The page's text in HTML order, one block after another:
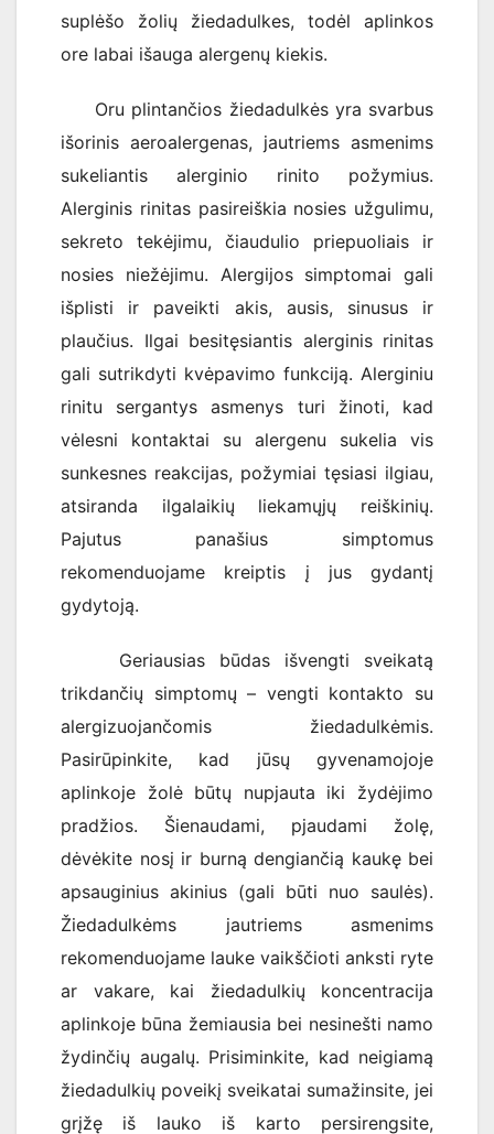
suplėšo žolių žiedadulkes, todėl aplinkos
ore labai išauga alergenų kiekis.
Oru plintančios žiedadulkės yra svarbus
išorinis aeroalergenas, jautriems asmenims
sukeliantis alerginio rinito požymius.
Alerginis rinitas pasireiškia nosies užgulimu,
sekreto tekėjimu, čiaudulio priepuoliais ir
nosies niežėjimu. Alergijos simptomai gali
išplisti ir paveikti akis, ausis, sinusus ir
plaučius. Ilgai besitęsiantis alerginis rinitas
gali sutrikdyti kvėpavimo funkciją. Alerginiu
rinitu sergantys asmenys turi žinoti, kad
vėlesni kontaktai su alergenu sukelia vis
sunkesnes reakcijas, požymiai tęsiasi ilgiau,
atsiranda ilgalaikių liekamųjų reiškinių.
Pajutus panašius simptomus
rekomenduojame kreiptis į jus gydantį
gydytoją.
Geriausias būdas išvengti sveikatą
trikdančių simptomų – vengti kontakto su
alergizuojančomis žiedadulkėmis.
Pasirūpinkite, kad jūsų gyvenamojoje
aplinkoje žolė būtų nupjauta iki žydėjimo
pradžios. Šienaudami, pjaudami žolę,
dėvėkite nosį ir burną dengiančią kaukę bei
apsauginius akinius (gali būti nuo saulės).
Žiedadulkėms jautriems asmenims
rekomenduojame lauke vaikščioti anksti ryte
ar vakare, kai žiedadulkių koncentracija
aplinkoje būna žemiausia bei nesinešti namo
žydinčių augalų. Prisiminkite, kad neigiamą
žiedadulkių poveikį sveikatai sumažinsite, jei
grįžę iš lauko iš karto persirengsite,